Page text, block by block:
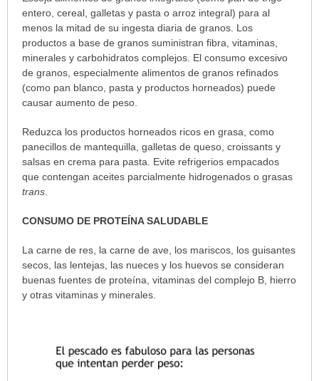
entero, cereal, galletas y pasta o arroz integral) para al
menos la mitad de su ingesta diaria de granos. Los
productos a base de granos suministran fibra, vitaminas,
minerales y carbohidratos complejos. El consumo excesivo
de granos, especialmente alimentos de granos refinados
(como pan blanco, pasta y productos horneados) puede
causar aumento de peso.
Reduzca los productos horneados ricos en grasa, como
panecillos de mantequilla, galletas de queso, croissants y
salsas en crema para pasta. Evite refrigerios empacados
que contengan aceites parcialmente hidrogenados o grasas
trans.
CONSUMO DE PROTEÍNA SALUDABLE
La carne de res, la carne de ave, los mariscos, los guisantes
secos, las lentejas, las nueces y los huevos se consideran
buenas fuentes de proteína, vitaminas del complejo B, hierro
y otras vitaminas y minerales.